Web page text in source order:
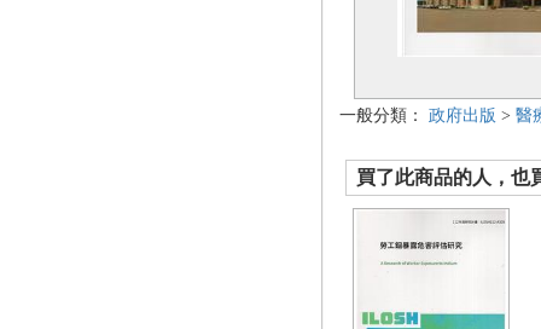
一般分類： 政府出版 > 醫
買了此商品的人，也